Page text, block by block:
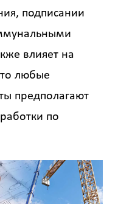
подписании
влияет на
любые
предполагают
по